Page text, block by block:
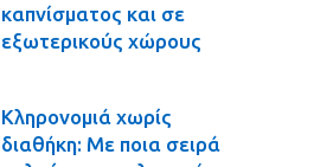
καπνίσματος και σε
εξωτερικούς χώρους
Κληρονομιά χωρίς
διαθήκη: Με ποια σειρά